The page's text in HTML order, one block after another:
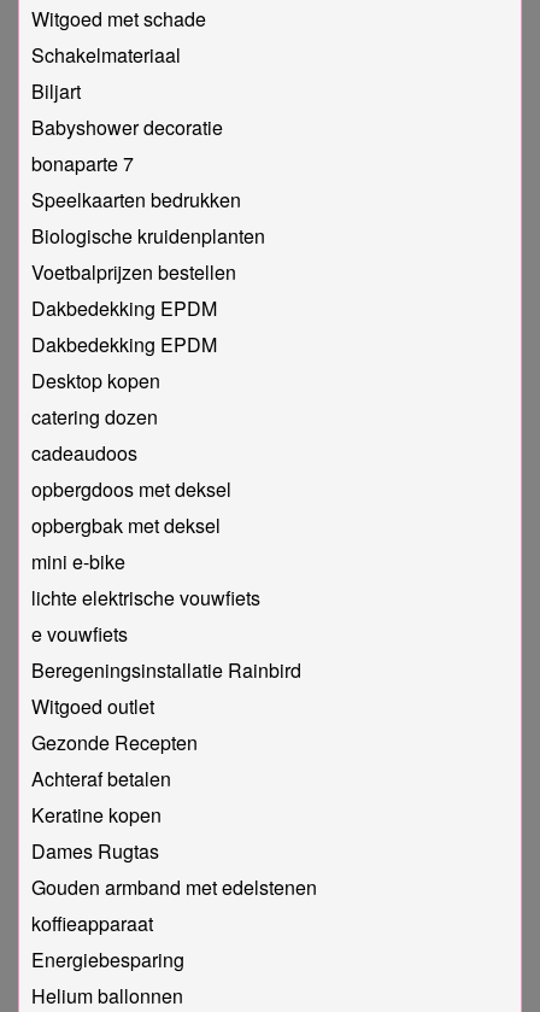
Witgoed met schade
Schakelmateriaal
Biljart
Babyshower decoratie
bonaparte 7
Speelkaarten bedrukken
Biologische kruidenplanten
Voetbalprijzen bestellen
Dakbedekking EPDM
Dakbedekking EPDM
Desktop kopen
catering dozen
cadeaudoos
opbergdoos met deksel
opbergbak met deksel
mini e-bike
lichte elektrische vouwfiets
e vouwfiets
Beregeningsinstallatie Rainbird
Witgoed outlet
Gezonde Recepten
Achteraf betalen
Keratine kopen
Dames Rugtas
Gouden armband met edelstenen
koffieapparaat
Energiebesparing
Helium ballonnen